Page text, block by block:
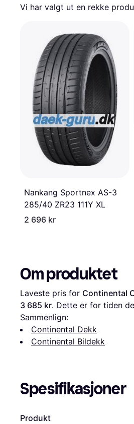
Vi har valgt ut en rekke
Nankang Sportnex AS-3
285/40 ZR23 111Y XL
2 696 kr
Om produktet
Laveste pris for Continental
3 685 kr. Dette er for tiden
Sammenlign:
Continental Dekk
Continental Bildekk
Spesifikasjoner
Produkt